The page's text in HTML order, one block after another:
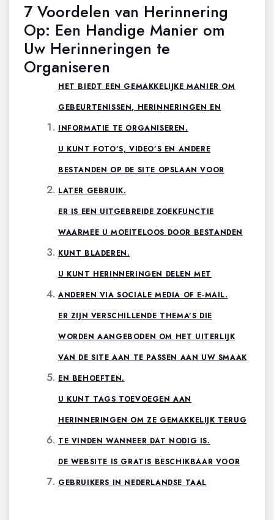
7 Voordelen van Herinnering
Op: Een Handige Manier om
Uw Herinneringen te
Organiseren
HET BIEDT EEN GEMAKKELIJKE MANIER OM
GEBEURTENISSEN, HERINNERINGEN EN
INFORMATIE TE ORGANISEREN.
U KUNT FOTO’S, VIDEO’S EN ANDERE
BESTANDEN OP DE SITE OPSLAAN VOOR
LATER GEBRUIK.
ER IS EEN UITGEBREIDE ZOEKFUNCTIE
WAARMEE U MOEITELOOS DOOR BESTANDEN
KUNT BLADEREN.
U KUNT HERINNERINGEN DELEN MET
ANDEREN VIA SOCIALE MEDIA OF E-MAIL.
ER ZIJN VERSCHILLENDE THEMA’S DIE
WORDEN AANGEBODEN OM HET UITERLIJK
VAN DE SITE AAN TE PASSEN AAN UW SMAAK
EN BEHOEFTEN.
U KUNT TAGS TOEVOEGEN AAN
HERINNERINGEN OM ZE GEMAKKELIJK TERUG
TE VINDEN WANNEER DAT NODIG IS.
DE WEBSITE IS GRATIS BESCHIKBAAR VOOR
GEBRUIKERS IN NEDERLANDSE TAAL